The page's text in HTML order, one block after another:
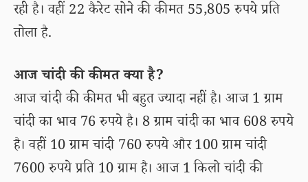
रही है। वहीं 22 कैरेट सोने की कीमत 55,805 रुपये प्रति
तोला है.
आज चांदी की कीमत क्या है?
आज चांदी की कीमत भी बहुत ज्यादा नहीं है। आज 1 ग्राम
चांदी का भाव 76 रुपये है। 8 ग्राम चांदी का भाव 608 रुपये
है। वहीं 10 ग्राम चांदी 760 रुपये और 100 ग्राम चांदी
7600 रुपये प्रति 10 ग्राम है। आज 1 किलो चांदी की